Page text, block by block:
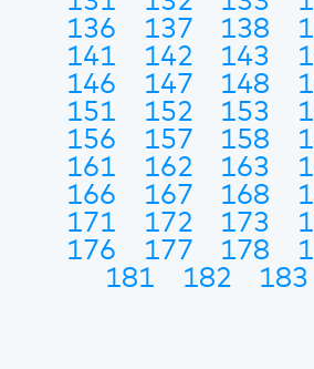
136
137 138
141
142 143
146
147 148
151
152 153
156
157 158
161
162 163
166
167 168
171
172 173
176
177 178
181
182 183